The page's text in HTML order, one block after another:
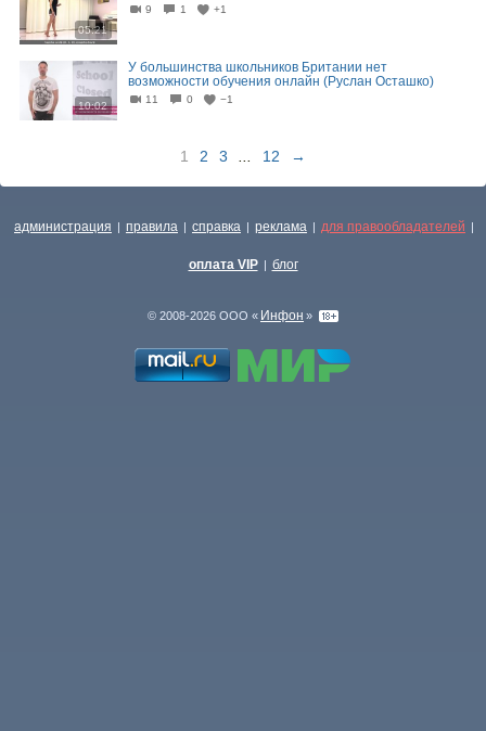
05:21
9 1 +1
10:02
У большинства школьников Британии нет
возможности обучения онлайн (Руслан Осташко)
11 0 −1
1 2 3 12 →
администрация | правила | справка | реклама | для правообладателей |
оплата VIP | блог
© 2008-2026 ООО « Инфон »